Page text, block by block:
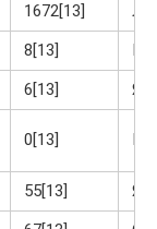
1672[13]
8[13]
6[13]
0[13]
55[13]